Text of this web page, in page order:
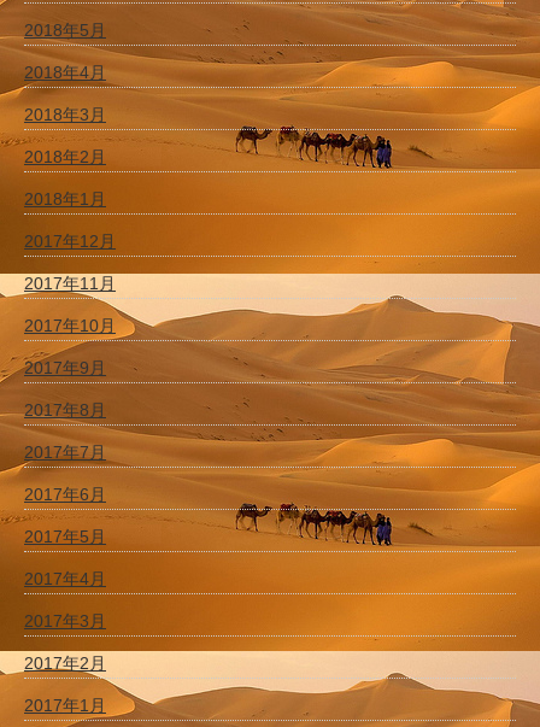
2018年5月
2018年4月
2018年3月
2018年2月
2018年1月
2017年12月
2017年11月
2017年10月
2017年9月
2017年8月
2017年7月
2017年6月
2017年5月
2017年4月
2017年3月
2017年2月
2017年1月